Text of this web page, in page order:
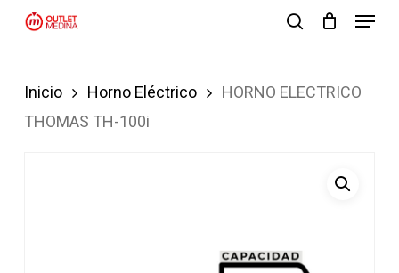
Skip
content
Menu
Inicio Horno Eléctrico
HORNO ELECTRICO
THOMAS TH-100i
Menu